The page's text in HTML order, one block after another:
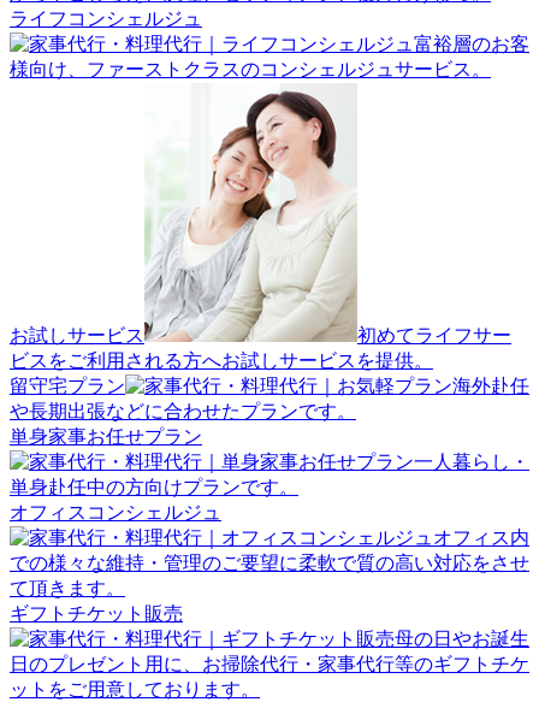
ライフコンシェルジュ
富裕層のお客
様向け、ファーストクラスのコンシェルジュサービス。
お試しサービス
初めてライフサー
ビスをご利用される方へお試しサービスを提供。
留守宅プラン
海外赴任
や長期出張などに合わせたプランです。
単身家事お任せプラン
一人暮らし・
単身赴任中の方向けプランです。
オフィスコンシェルジュ
オフィス内
での様々な維持・管理のご要望に柔軟で質の高い対応をさせ
て頂きます。
ギフトチケット販売
母の日やお誕生
日のプレゼント用に、お掃除代行・家事代行等のギフトチケ
ットをご用意しております。